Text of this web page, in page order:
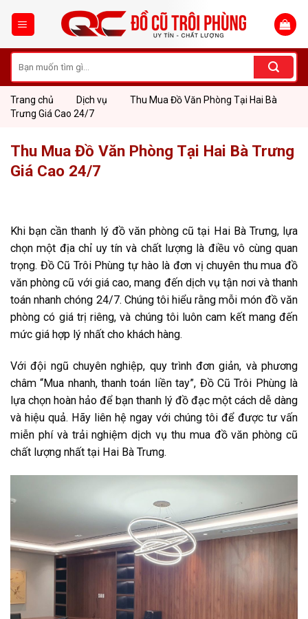
kiếm:
Trang chủ Dịch vụ
Thu Mua Đồ Văn Phòng Tại Hai Bà
Trưng Giá Cao 24/7
Thu Mua Đồ Văn Phòng Tại Hai Bà Trưng
Giá Cao 24/7
Khi bạn cần thanh lý đồ văn phòng cũ tại Hai Bà Trưng, lựa
chọn một địa chỉ uy tín và chất lượng là điều vô cùng quan
trọng. Đồ Cũ Trôi Phùng tự hào là đơn vị chuyên thu mua đồ
văn phòng cũ với giá cao, mang đến dịch vụ tận nơi và thanh
toán nhanh chóng 24/7. Chúng tôi hiểu rằng mỗi món đồ văn
phòng có giá trị riêng, và chúng tôi luôn cam kết mang đến
mức giá hợp lý nhất cho khách hàng.
Với đội ngũ chuyên nghiệp, quy trình đơn giản, và phương
châm “Mua nhanh, thanh toán liền tay”, Đồ Cũ Trôi Phùng là
lựa chọn hoàn hảo để bạn thanh lý đồ đạc một cách dễ dàng
và hiệu quả. Hãy liên hệ ngay với chúng tôi để được tư vấn
miễn phí và trải nghiệm dịch vụ thu mua đồ văn phòng cũ
chất lượng nhất tại Hai Bà Trưng.